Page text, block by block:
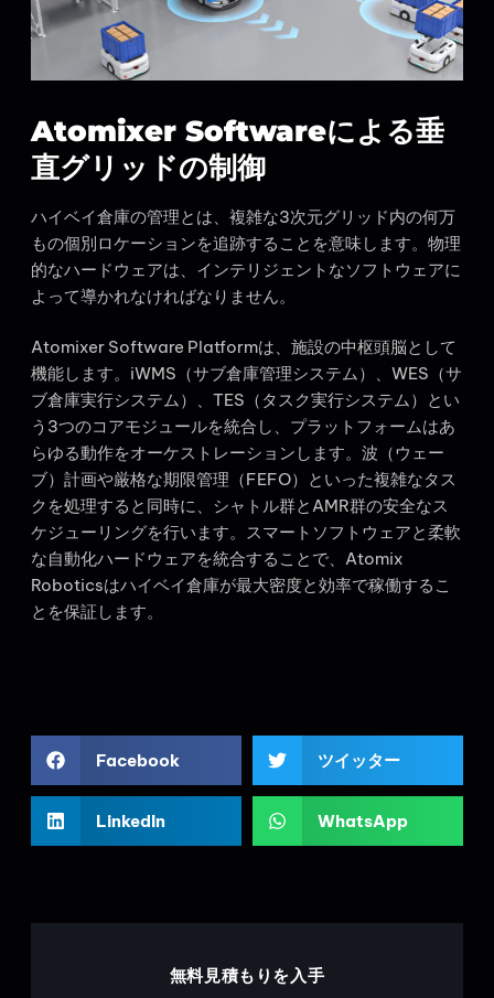
Atomixer Softwareによる垂
直グリッドの制御
ハイベイ倉庫の管理とは、複雑な3次元グリッド内の何万
もの個別ロケーションを追跡することを意味します。物理
的なハードウェアは、インテリジェントなソフトウェアに
よって導かれなければなりません。
Atomixer Software Platformは、施設の中枢頭脳として
機能します。iWMS（サブ倉庫管理システム）、WES（サ
ブ倉庫実行システム）、TES（タスク実行システム）とい
う3つのコアモジュールを統合し、プラットフォームはあ
らゆる動作をオーケストレーションします。波（ウェー
ブ）計画や厳格な期限管理（FEFO）といった複雑なタス
クを処理すると同時に、シャトル群とAMR群の安全なス
ケジューリングを行います。スマートソフトウェアと柔軟
な自動化ハードウェアを統合することで、Atomix
Roboticsはハイベイ倉庫が最大密度と効率で稼働するこ
とを保証します。
Facebook ツイッター
LinkedIn WhatsApp
無料見積もりを入手